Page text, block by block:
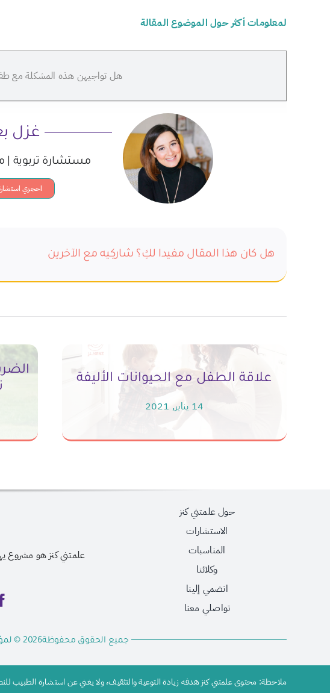
لمعلومات أكثر حول الموضوع المقالة
هل تواجيهن هذه المشكلة مع
غزل
مستشارة تربوية
احجزي
هل كان هذا المقال مفيدا لكِ؟ شاركِيه مع الآخرين
علاقة الطفل مع الحيوانات الأليفة
14 يناير, 2021
حول علمتني كنز
الاستشارات
المناسبات
وكلائنا
انضمي إلينا
تواصلي معنا
علمتني كنز هو مشروع
جميع الحقوق محفوظة2026 © لمؤسسة علمتني كنز -
ملاحظة: محتوى علمتني كنز هدفه زيادة التوعية والتثقيف، ولا يغني عن استشارة الطبيب